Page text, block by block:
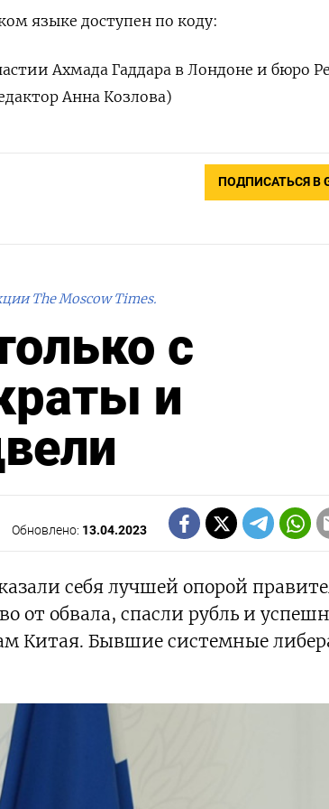
языке доступен по коду:
Ахмада Гаддара в Лондоне и бюро
Анна Козлова)
ПОДПИСАТЬСЯ В
The Moscow Times.
с
и
Обновлено: 13.04.2023
себя лучшей опорой
от обвала, спасли рубль и
Китая. Бывшие системные